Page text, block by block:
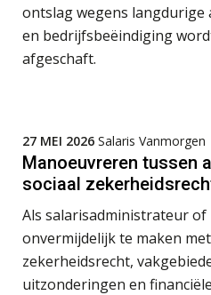
ontslag wegens langdurige
en bedrijfsbeëindiging
afgeschaft.
27 MEI 2026 Salaris Vanmorgen
Manoeuvreren tussen
sociaal
Als salarisadministrateur of
onvermijdelijk te maken
zekerheidsrecht,
uitzonderingen en
25
AUG
MOCuitgevers
26
AUG
MOCuitgevers
27
AUG
MOCuitgevers